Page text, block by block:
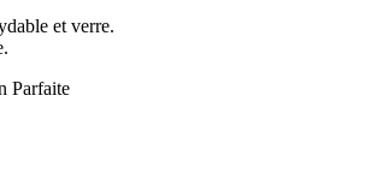
et verre.
Parfaite